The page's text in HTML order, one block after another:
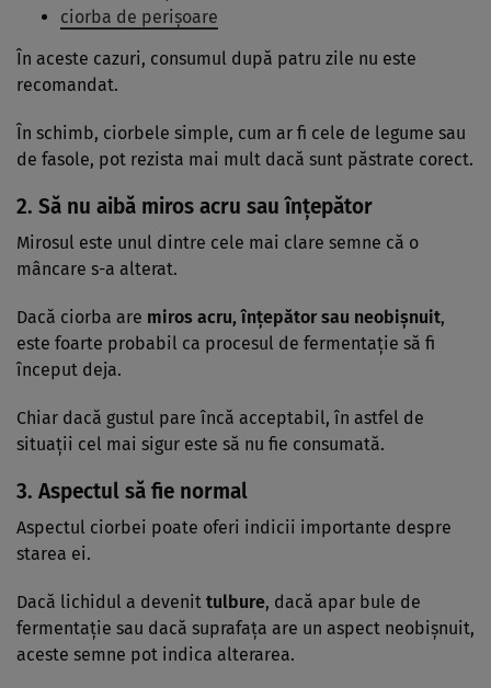
ciorba de perișoare
În aceste cazuri, consumul după patru zile nu este
recomandat.
În schimb, ciorbele simple, cum ar fi cele de legume sau
de fasole, pot rezista mai mult dacă sunt păstrate corect.
2. Să nu aibă miros acru sau înțepător
Mirosul este unul dintre cele mai clare semne că o
mâncare s-a alterat.
Dacă ciorba are miros acru, înțepător sau neobișnuit,
este foarte probabil ca procesul de fermentație să fi
început deja.
Chiar dacă gustul pare încă acceptabil, în astfel de
situații cel mai sigur este să nu fie consumată.
3. Aspectul să fie normal
Aspectul ciorbei poate oferi indicii importante despre
starea ei.
Dacă lichidul a devenit tulbure, dacă apar bule de
fermentație sau dacă suprafața are un aspect neobișnuit,
aceste semne pot indica alterarea.